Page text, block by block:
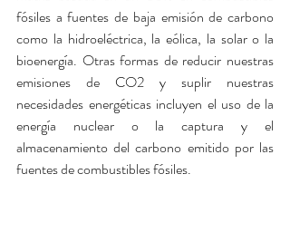
fósiles a fuentes de baja emisión de carbono
como la hidroeléctrica, la eólica, la solar o la
bioenergía. Otras formas de reducir nuestras
emisiones de CO2 y suplir nuestras
necesidades energéticas incluyen el uso de la
energía nuclear o la captura y el
almacenamiento del carbono emitido por las
fuentes de combustibles fósiles.